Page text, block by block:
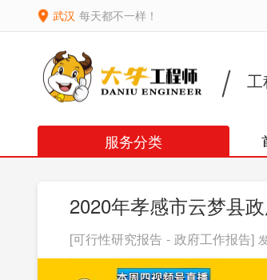
武汉 每天都不一样！
工
服务分类
2020年孝感市云梦县
[可行性研究报告 - 政府工作报告]